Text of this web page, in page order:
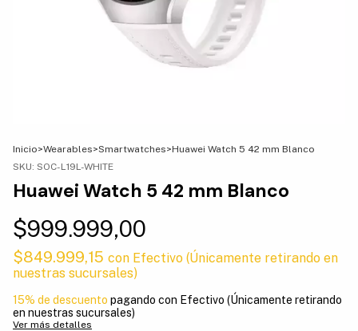
Inicio>Wearables>Smartwatches>Huawei Watch 5 42 mm Blanco
SKU: SOC-L19L-WHITE
Huawei Watch 5 42 mm Blanco
$999.999,00
$849.999,15 con Efectivo (Únicamente retirando en
nuestras sucursales)
15% de descuento pagando con Efectivo (Únicamente retirando
en nuestras sucursales)
Ver más detalles